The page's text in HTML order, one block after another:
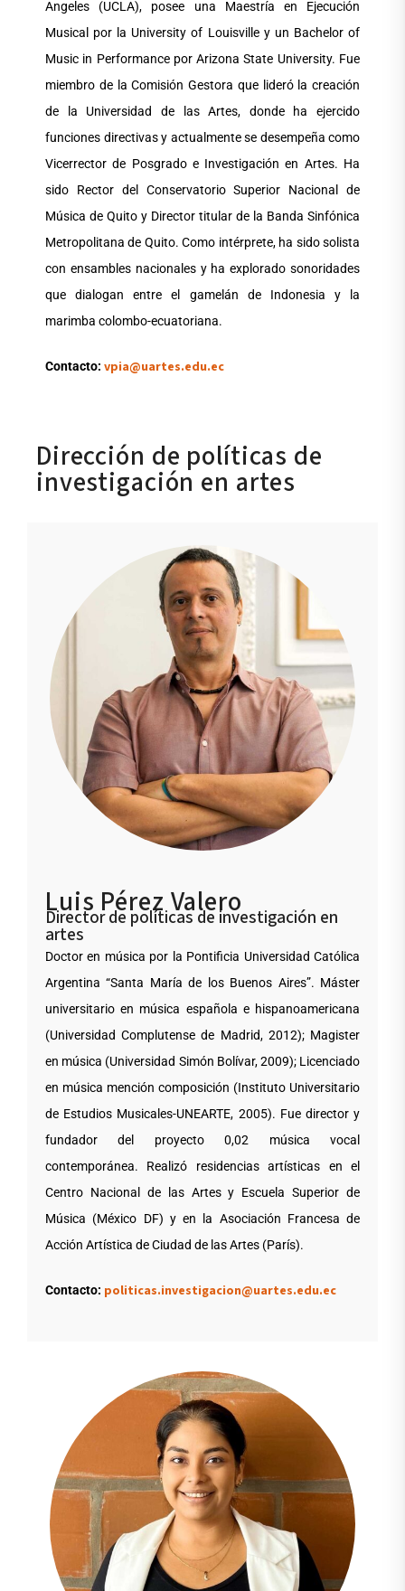
Angeles (UCLA), posee una Maestría en Ejecución
Musical por la University of Louisville y un Bachelor of
Music in Performance por Arizona State University. Fue
miembro de la Comisión Gestora que lideró la creación
de la Universidad de las Artes, donde ha ejercido
funciones directivas y actualmente se desempeña como
Vicerrector de Posgrado e Investigación en Artes. Ha
sido Rector del Conservatorio Superior Nacional de
Música de Quito y Director titular de la Banda Sinfónica
Metropolitana de Quito. Como intérprete, ha sido solista
con ensambles nacionales y ha explorado sonoridades
que dialogan entre el gamelán de Indonesia y la
marimba colombo-ecuatoriana.
Contacto: vpia@uartes.edu.ec
Dirección de políticas de
investigación en artes
Luis Pérez Valero
Director de políticas de investigación en
artes
Doctor en música por la Pontificia Universidad Católica
Argentina “Santa María de los Buenos Aires”. Máster
universitario en música española e hispanoamericana
(Universidad Complutense de Madrid, 2012); Magister
en música (Universidad Simón Bolívar, 2009); Licenciado
en música mención composición (Instituto Universitario
de Estudios Musicales-UNEARTE, 2005). Fue director y
fundador del proyecto 0,02 música vocal
contemporánea. Realizó residencias artísticas en el
Centro Nacional de las Artes y Escuela Superior de
Música (México DF) y en la Asociación Francesa de
Acción Artística de Ciudad de las Artes (París).
Contacto: politicas.investigacion@uartes.edu.ec